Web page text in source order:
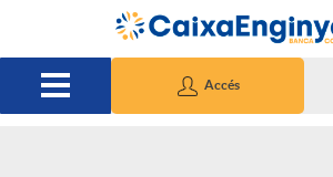
Salta al contingut principal
Accés